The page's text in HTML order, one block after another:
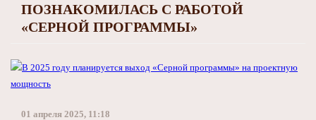
ПОЗНАКОМИЛАСЬ С РАБОТОЙ
«СЕРНОЙ ПРОГРАММЫ»
01 апреля 2025, 11:18